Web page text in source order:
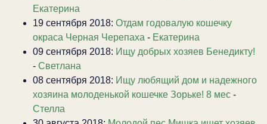
Екатерина
19 сентября 2018: Отдам годовалую кошечку
окраса Черная Черепаха - Екатерина
09 сентября 2018: Ищу добрых хозяев Бенедикту!
- Светлана
08 сентября 2018: Ищу любящий дом и надежного
хозяина молоденькой кошечке Зорьке! 8 мес -
Стелла